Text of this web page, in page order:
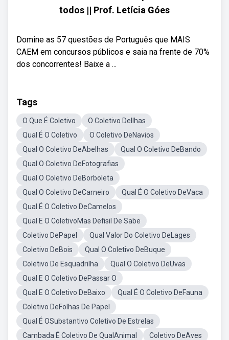
todos || Prof. Letícia Góes
Domine as 57 questões de Português que MAIS
CAEM em concursos públicos e saia na frente de 70%
dos concorrentes! Baixe a ...
Tags
O Que É Coletivo
O Coletivo DeIlhas
Qual É O Coletivo
O Coletivo DeNavios
Qual O Coletivo DeAbelhas
Qual O Coletivo DeBando
Qual O Coletivo DeFotografias
Qual O Coletivo DeBorboleta
Qual O Coletivo DeCarneiro
Qual É O Coletivo DeVaca
Qual É O Coletivo DeCamelos
Qual E O ColetivoMas Defisil De Sabe
Coletivo DePapel
Qual Valor Do Coletivo DeLages
Coletivo DeBois
Qual O Coletivo DeBuque
Coletivo De Esquadrilha
Qual O Coletivo DeUvas
Qual E O Coletivo DePassar O
Qual E O Coletivo DeBaixo
Qual É O Coletivo DeFauna
Coletivo DeFolhas De Papel
Qual É OSubstantivo Coletivo De Estrelas
Cambada É Coletivo De QualAnimal
Coletivo DeAves